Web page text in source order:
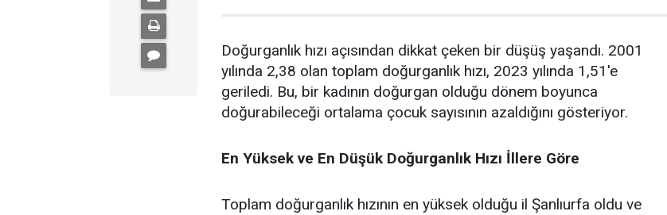
Doğurganlık hızı açısından dikkat çeken bir düşüş yaşandı. 2001
yılında 2,38 olan toplam doğurganlık hızı, 2023 yılında 1,51'e
geriledi. Bu, bir kadının doğurgan olduğu dönem boyunca
doğurabileceği ortalama çocuk sayısının azaldığını gösteriyor.
En Yüksek ve En Düşük Doğurganlık Hızı İllere Göre
Toplam doğurganlık hızının en yüksek olduğu il Şanlıurfa oldu ve